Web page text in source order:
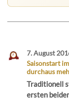
7. August
Saisonstart
durchaus
Traditionell
ersten